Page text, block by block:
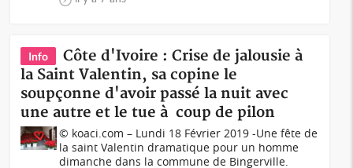
Info
Côte d'Ivoire : Crise de jalousie à
la Saint Valentin, sa copine le
soupçonne d'avoir passé la nuit avec
une autre et le tue à coup de pilon
© koaci.com – Lundi 18 Février 2019 -Une fête de
la saint Valentin dramatique pour un homme
dimanche dans la commune de Bingerville.